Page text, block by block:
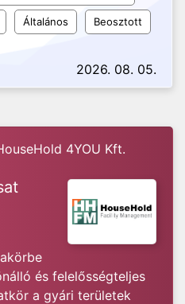
Általános Beosztott
2026. 08. 05.
4YOU Kft.
és felelősségteljes
a gyári területek